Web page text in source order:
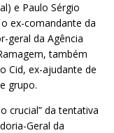
e Paulo Sérgio
ex-comandante da
geral da Agência
também
Cid, ex-ajudante de
grupo.
crucial” da tentativa
Geral da